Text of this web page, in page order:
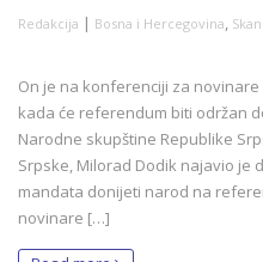
Redakcija | Bosna i Hercegovina,
On je na konferenciji za
kada će referendum biti održan
Narodne skupštine Republike
Srpske, Milorad Dodik najavio je
mandata donijeti narod na
novinare […]